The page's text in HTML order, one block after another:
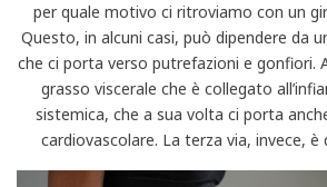
per quale motivo ci ritroviamo con un
Questo, in alcuni casi, può dipendere da
che ci porta verso putrefazioni e gonfiori.
grasso viscerale che è collegato
sistemica, che a sua volta ci porta
cardiovascolare. La terza via, invece, è